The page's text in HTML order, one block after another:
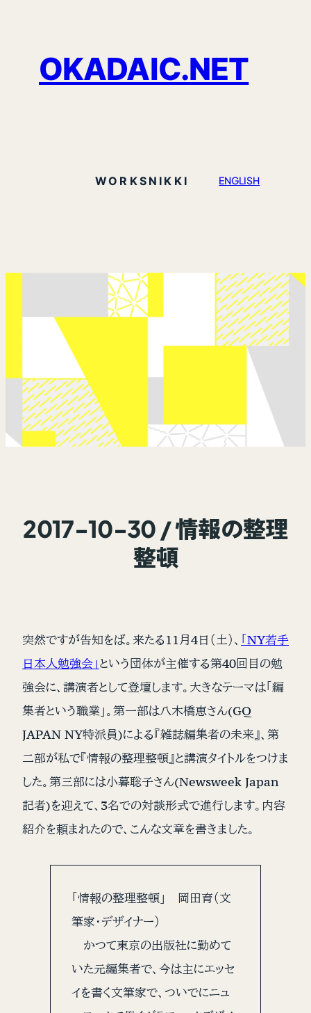
OKADAIC.NET
WORKS NIKKI ENGLISH
2017-10-30 / 情報の整理
整頓
突然ですが告知をば。来たる11月4日（土）、 「NY若手
日本人勉強会」という団体が主催する第40回目の勉
強会に、講演者として登壇します。大きなテーマは「編
集者という職業」。第一部は八木橋恵さん(GQ
JAPAN NY特派員)による『雑誌編集者の未来』、第
二部が私で『情報の整理整頓』と講演タイトルをつけま
した。第三部には小暮聡子さん(Newsweek Japan
記者)を迎えて、3名での対談形式で進行します。内容
紹介を頼まれたので、こんな文章を書きました。
「情報の整理整頓」 岡田育（文
筆家・デザイナー）
かつて東京の出版社に勤めて
いた元編集者で、今は主にエッセ
イを書く文筆家で、ついでにニュ